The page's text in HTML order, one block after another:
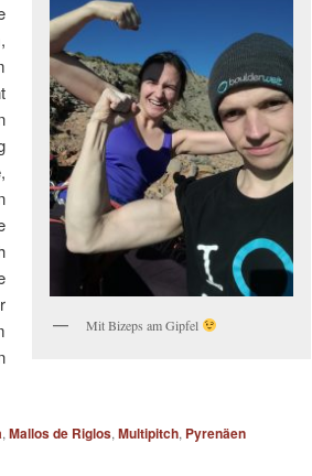
Mit Bizeps am Gipfel
,Mallos de Riglos,Multipitch, Pyrenäen